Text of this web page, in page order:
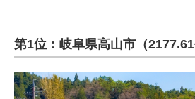
第1位：岐阜県高山市（2177.61